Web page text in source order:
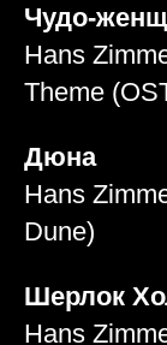
Чудо-
Hans
Theme
Дюна
Hans
Dune)
Шерлок
Hans